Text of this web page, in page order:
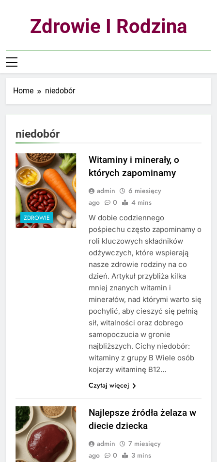
Zdrowie I Rodzina
Home niedobór
niedobór
ZDROWIE
Witaminy i minerały, o
których zapominamy
admin
6 miesięcy
ago
0 4 mins
W dobie codziennego
pośpiechu często zapominamy o
roli kluczowych składników
odżywczych, które wspierają
nasze zdrowie rodziny na co
dzień. Artykuł przybliża kilka
mniej znanych witamin i
minerałów, nad którymi warto się
pochylić, aby cieszyć się pełnią
sił, witalności oraz dobrego
samopoczucia w gronie
najbliższych. Cichy niedobór:
witaminy z grupy B Wiele osób
kojarzy witaminę B12…
Czytaj więcej
Najlepsze źródła żelaza w
diecie dziecka
admin
7 miesięcy
ago
0 3 mins